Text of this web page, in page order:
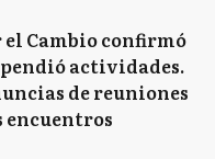
Cambio confirmó
actividades.
de reuniones
encuentros